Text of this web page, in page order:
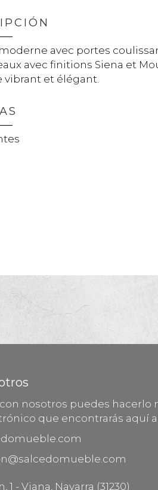
avec portes
avec finitions Siena et
vibrant et élégant.
nosotros puedes hacerlo
que encontrarás aquí
1 - Viana, Navarra (31230)